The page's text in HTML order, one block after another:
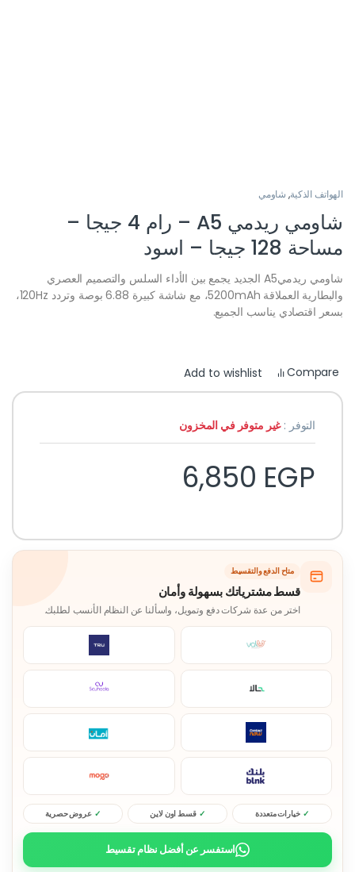
الهواتف الذكية, شاومي
شاومي ريدمي A5 – رام 4 جيجا –
مساحة 128 جيجا – اسود
شاومي ريدميA5 الجديد يجمع بين الأداء السلس والتصميم العصري
والبطارية العملاقة 5200mAh، مع شاشة كبيرة 6.88 بوصة وتردد 120Hz،
بسعر اقتصادي يناسب الجميع.
Compare
Add to wishlist
التوفر :غير متوفر في المخزون
6,850 EGP
متاح الدفع والتقسيط
قسط مشترياتك بسهولة وأمان
اختر من عدة شركات دفع وتمويل، واسألنا عن النظام الأنسب لطلبك.
خيارات متعددة قسط اون لاين عروض حصرية
استفسر عن أفضل نظام تقسيط